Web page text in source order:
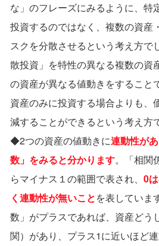
な」のフレーズにみるように、特
投資するのではなく、複数の資産
スクを分散させるという考え⽅で
散投資」を特性の異なる複数の資
の資産が異なる値動きをすること
資産のみに投資する場合よりも、
減することができるという考え⽅
◆2つの資産の値動きに連動性が
数」をみると分かります。「相関
らマイナス１の範囲で表され、 0
く連動性が無いことを表していま
数」がプラスであれば、資産どう
関）があり、プラス1に近いほど連